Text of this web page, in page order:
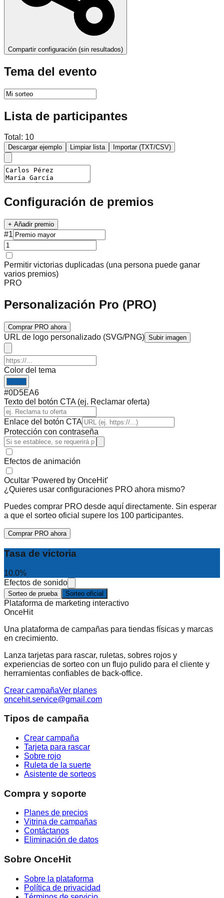
Compartir configuración (sin resultados)
Tema del evento
Lista de participantes
Total: 10
Descargar ejemplo Limpiar lista Importar (TXT/CSV)
Configuración de premios
+ Añadir premio
#1
Permitir victorias duplicadas (una persona puede ganar
varios premios)
PRO
Personalización Pro (PRO)
Comprar PRO ahora
URL de logo personalizado (SVG/PNG) Subir imagen
Color del tema
#0D5EA6
Texto del botón CTA (ej. Reclamar oferta)
Enlace del botón CTA
Protección con contraseña
Efectos de animación
Ocultar 'Powered by OnceHit'
¿Quieres usar configuraciones PRO ahora mismo?
Puedes comprar PRO desde aquí directamente. Sin esperar
a que el sorteo oficial supere los 100 participantes.
Comprar PRO ahora
Tasa de victoria
10.0%
Efectos de sonido
Sorteo de prueba Sorteo oficial
Plataforma de marketing interactivo
OnceHit
Una plataforma de campañas para tiendas físicas y marcas
en crecimiento.
Lanza tarjetas para rascar, ruletas, sobres rojos y
experiencias de sorteo con un flujo pulido para el cliente y
herramientas confiables de back-office.
Crear campañaVer planes
oncehit.service@gmail.com
Tipos de campaña
Crear campaña
Tarjeta para rascar
Sobre rojo
Ruleta de la suerte
Asistente de sorteos
Compra y soporte
Planes de precios
Vitrina de campañas
Contáctanos
Eliminación de datos
Sobre OnceHit
Sobre la plataforma
Política de privacidad